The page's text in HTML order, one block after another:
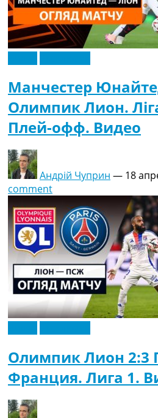
Манчестер
Олимпик Лион.
Плей-офф. Видео
Андрій Чуприн — 18
comment
Олимпик Лион 2:3
Франция. Лига 1.